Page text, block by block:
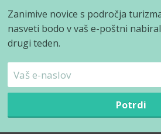
Zanimive novice s področja
nasveti bodo v vaš e-poštni
drugi teden.
Potrdi